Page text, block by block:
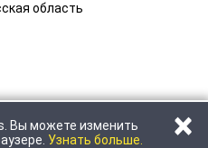
область
Вы можете изменить
Узнать больше. ×